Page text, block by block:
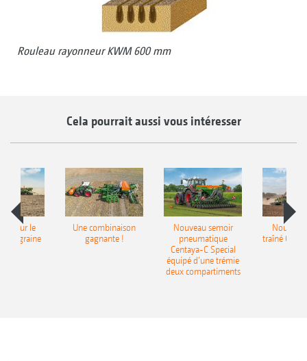
Rouleau rayonneur KWM 600 mm
Cela pourrait aussi vous intéresser
pour le
Une combinaison
gagnante !
Nouveau semoir
pneumatique
Centaya-C Special
équipé d’une trémie
deux compartiments
traîné